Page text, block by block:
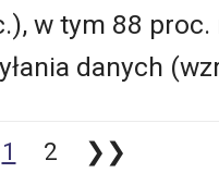
w tym 88
danych
1 2 ❯❯